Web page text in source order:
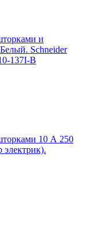
и
Schneider
137I-B
10 А 250